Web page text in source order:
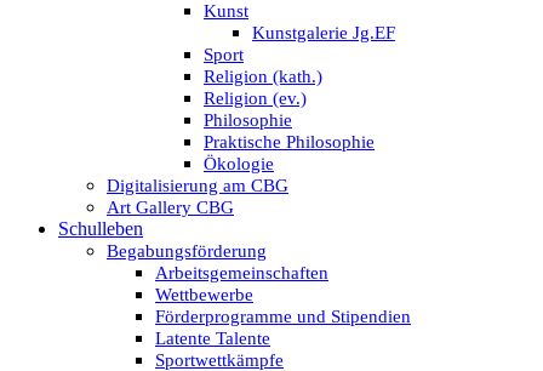
Kunst
Kunstgalerie Jg.EF
Sport
Religion (kath.)
Religion (ev.)
Philosophie
Praktische Philosophie
Ökologie
Digitalisierung am CBG
Art Gallery CBG
Schulleben
Begabungsförderung
Arbeitsgemeinschaften
Wettbewerbe
Förderprogramme und Stipendien
Latente Talente
Sportwettkämpfe